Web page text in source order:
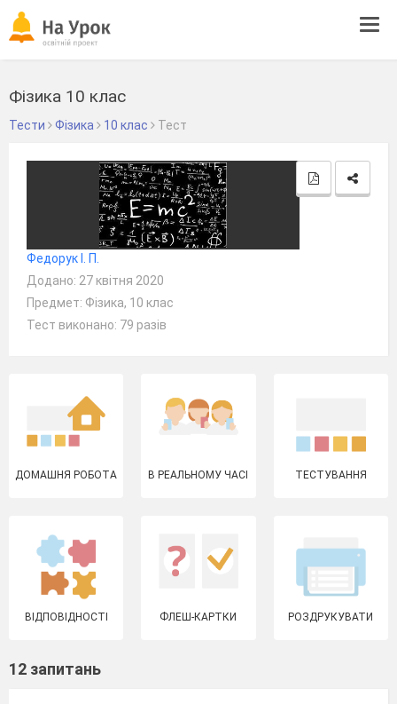
Фізика 10 клас
Тести Фізика 10 клас Тест
Федорук І. П.
Додано: 27 квітня 2020
Предмет: Фізика, 10 клас
Тест виконано: 79 разів
ДОМАШНЯ РОБОТА В РЕАЛЬНОМУ ЧАСІ ТЕСТУВАННЯ
ВІДПОВІДНОСТІ ФЛЕШ-КАРТКИ РОЗДРУКУВАТИ
12 запитань